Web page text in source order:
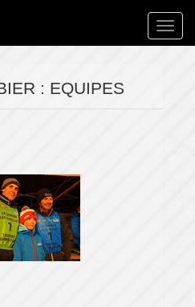
: EQUIPES